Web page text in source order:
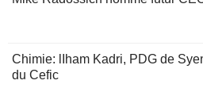
Chimie: lIham Kadri, PDG de
du Cefic